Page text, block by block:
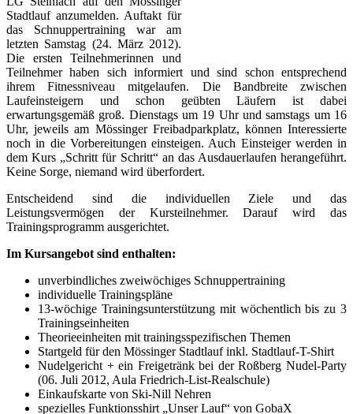
Stadtlauf anzumelden. Auftakt für
das Schnuppertraining war am
letzten Samstag (24. März 2012).
Die ersten Teilnehmerinnen und
Teilnehmer haben sich informiert und sind schon entsprechend
ihrem Fitnessniveau mitgelaufen. Die Bandbreite zwischen
Laufeinsteigern und schon geübten Läufern ist dabei
erwartungsgemäß groß. Dienstags um 19 Uhr und samstags um 16
Uhr, jeweils am Mössinger Freibadparkplatz, können Interessierte
noch in die Vorbereitungen einsteigen. Auch Einsteiger werden in
dem Kurs „Schritt für Schritt“ an das Ausdauerlaufen herangeführt.
Keine Sorge, niemand wird überfordert.
Entscheidend sind die individuellen Ziele und das
Leistungsvermögen der Kursteilnehmer. Darauf wird das
Trainingsprogramm ausgerichtet.
Im Kursangebot sind enthalten:
unverbindliches zweiwöchiges Schnuppertraining
individuelle Trainingspläne
13-wöchige Trainingsunterstützung mit wöchentlich bis zu 3
Trainingseinheiten
Theorieeinheiten mit trainingsspezifischen Themen
Startgeld für den Mössinger Stadtlauf inkl. Stadtlauf-T-Shirt
Nudelgericht + ein Freigetränk bei der Roßberg Nudel-Party
(06. Juli 2012, Aula Friedrich-List-Realschule)
Einkaufskarte von Ski-Nill Nehren
spezielles Funktionsshirt „Unser Lauf“ von GobaX